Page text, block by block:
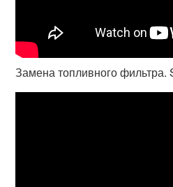
Замена топливного фильтра.